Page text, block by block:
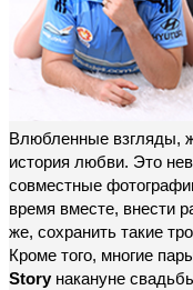
Влюбленные взгляды,
история любви. Это
совместные
время вместе, внести
же, сохранить такие
Кроме того, многие
Story накануне